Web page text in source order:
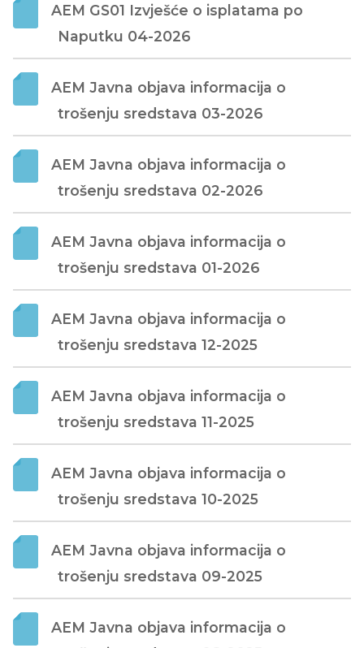
AEM GS01 Izvješće o isplatama po
Naputku 04-2026
AEM Javna objava informacija o
trošenju sredstava 03-2026
AEM Javna objava informacija o
trošenju sredstava 02-2026
AEM Javna objava informacija o
trošenju sredstava 01-2026
AEM Javna objava informacija o
trošenju sredstava 12-2025
AEM Javna objava informacija o
trošenju sredstava 11-2025
AEM Javna objava informacija o
trošenju sredstava 10-2025
AEM Javna objava informacija o
trošenju sredstava 09-2025
AEM Javna objava informacija o